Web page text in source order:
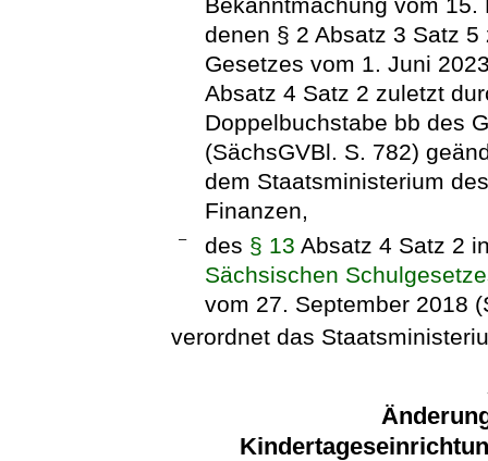
denen § 2 Absatz 3 Satz
Gesetzes vom 1. Juni
Absatz 4 Satz 2 zuletzt
Doppelbuchstabe bb des
(SächsGVBl. S. 782)
dem Staatsministerium
Finanzen,
– des § 13 Absatz 4 Satz 2
Sächsischen
vom 27. September 2018
verordnet das